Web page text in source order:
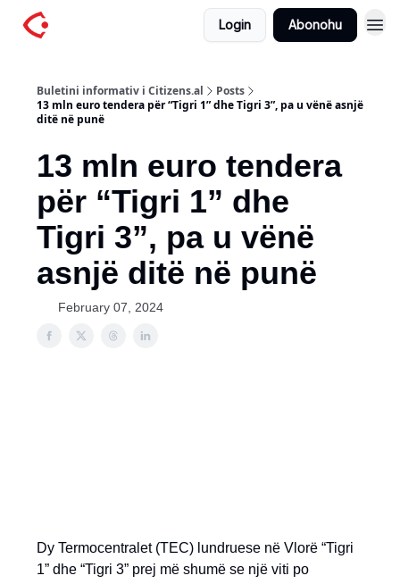
Login Abonohu
Buletini informativ i Citizens.al
Posts
13 mln euro tendera për “Tigri 1” dhe Tigri 3”, pa u vënë asnjë
ditë në punë
13 mln euro tendera
për “Tigri 1” dhe
Tigri 3”, pa u vënë
asnjë ditë në punë
February 07, 2024
Dy Termocentralet (TEC) lundruese në Vlorë “Tigri
1” dhe “Tigri 3” prej më shumë se një viti po